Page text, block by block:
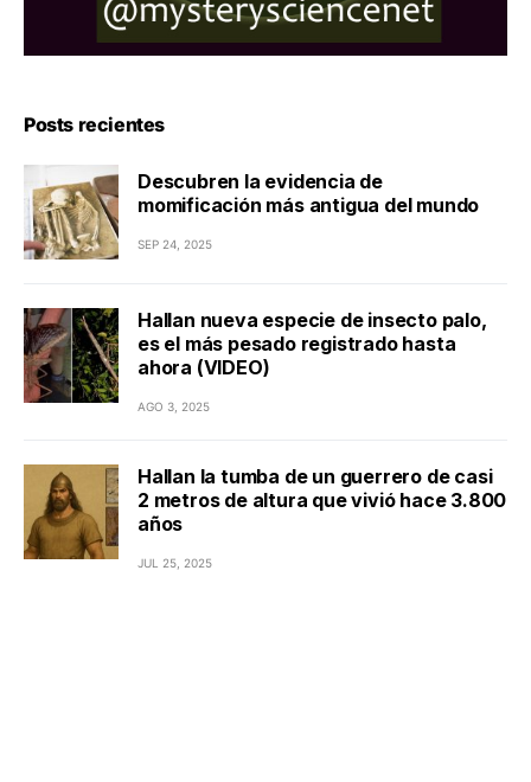
Posts recientes
Descubren la evidencia de
momificación más antigua del mundo
SEP 24, 2025
Hallan nueva especie de insecto palo,
es el más pesado registrado hasta
ahora (VIDEO)
AGO 3, 2025
Hallan la tumba de un guerrero de casi
2 metros de altura que vivió hace 3.800
años
JUL 25, 2025